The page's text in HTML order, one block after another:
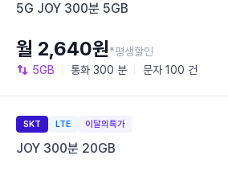
5G JOY 300분 5GB
5GB 통화 300 분 문자 100 건
월 2,640원*평생할인
SKT LTE 이달의특가
JOY 300분 20GB